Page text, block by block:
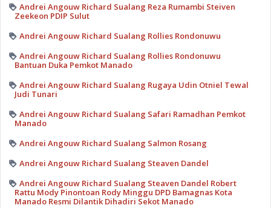
Andrei Angouw Richard Sualang Reza Rumambi Steiven
Zeekeon PDIP Sulut
Andrei Angouw Richard Sualang Rollies Rondonuwu
Andrei Angouw Richard Sualang Rollies Rondonuwu
Bantuan Duka Pemkot Manado
Andrei Angouw Richard Sualang Rugaya Udin Otniel Tewal
Judi Tunari
Andrei Angouw Richard Sualang Safari Ramadhan Pemkot
Manado
Andrei Angouw Richard Sualang Salmon Rosang
Andrei Angouw Richard Sualang Steaven Dandel
Andrei Angouw Richard Sualang Steaven Dandel Robert
Rattu Mody Pinontoan Rody Minggu DPD Bamagnas Kota
Manado Resmi Dilantik Dihadiri Sekot Manado